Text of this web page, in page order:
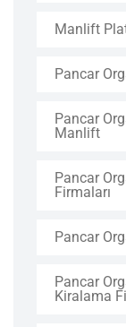
Manlift
Pancar
Pancar
Manlift
Pancar
Firmaları
Pancar
Pancar
Kiralama